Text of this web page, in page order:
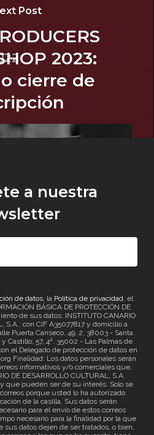
Post
2023:
cierre de
a nuestra
de datos, la Política de privacidad, el
BÁSICA DE PROTECCIÓN DE
de sus datos: INSTITUTO CANARIO
S.A., con CIF A35077817 y domicilio a
Puerta Canseco, 49, 2, 38003 - Santa
Castillo, 57, 4ª. 35002 - Las Palmas de
el Delegado de protección de datos en
Finalidad: Los datos personales serán
informativos y/o comerciales que,
DE DESARROLLO CULTURAL, S.A.
que pueden ser de su interés. Solo se
porque usted lo ha autorizado
de la casilla. Sus datos serán
para el envío de estos correos
necesario para la finalidad por la que
sus datos dejen de ser tratados, o bien,